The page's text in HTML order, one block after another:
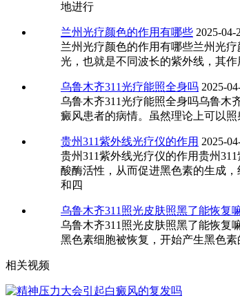
地进行
兰州光疗颜色的作用有哪些 2025-04-
兰州光疗颜色的作用有哪些兰州光
光，也就是不同波长的紫外线，其
乌鲁木齐311光疗能照全身吗 2025-
乌鲁木齐311光疗能照全身吗乌鲁木
癜风患者的病情。虽然理论上可以
贵州311紫外线光疗仪的作用 2025-
贵州311紫外线光疗仪的作用贵州
酸酶活性，从而促进黑色素的生成
和四
乌鲁木齐311照光皮肤照黑了能恢复
乌鲁木齐311照光皮肤照黑了能恢复
黑色素细胞被恢复，开始产生黑色
相关视频